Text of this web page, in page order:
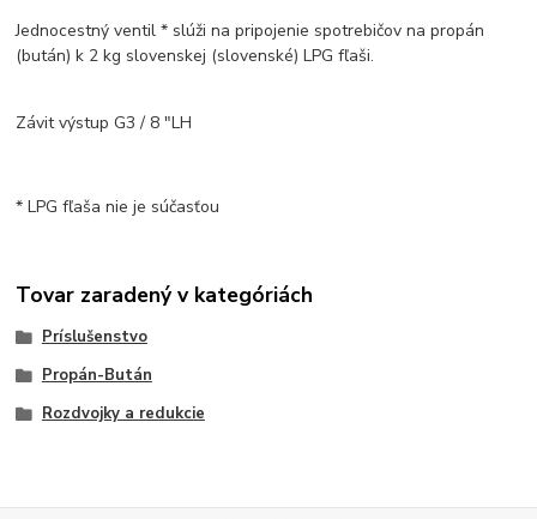
Jednocestný ventil * slúži na pripojenie spotrebičov na propán
(bután) k 2 kg slovenskej (slovenské) LPG fľaši.
Závit výstup G3 / 8 "LH
* LPG fľaša nie je súčasťou
Tovar zaradený v kategóriách
Príslušenstvo
Propán-Bután
Rozdvojky a redukcie